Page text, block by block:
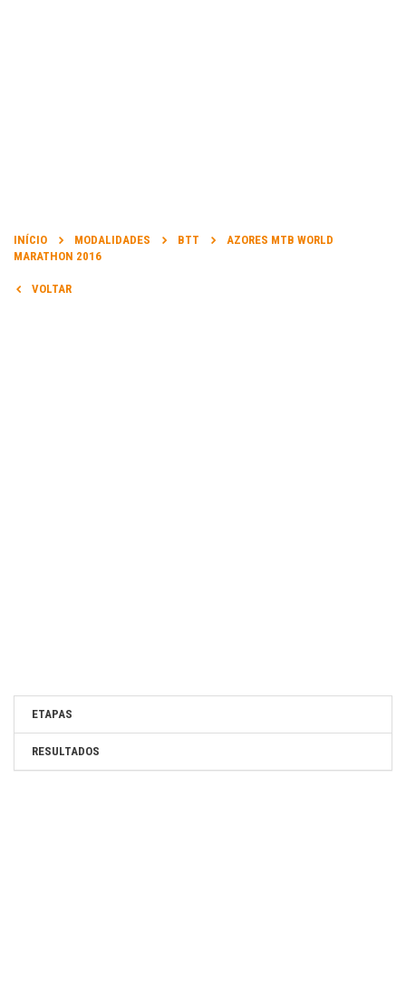
30 Set 2016 a 02 Out 2016
INÍCIO MODALIDADES BTT
AZORES MTB WORLD
MARATHON 2016
VOLTAR
ETAPAS
RESULTADOS